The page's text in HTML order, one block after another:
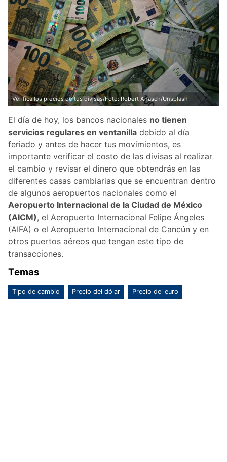
Verifica los precios de tus divisas/Foto: Robert Anasch/Unsplash
El día de hoy, los bancos nacionales no tienen
servicios regulares en ventanilla debido al día
feriado y antes de hacer tus movimientos, es
importante verificar el costo de las divisas al realizar
el cambio y revisar el dinero que obtendrás en las
diferentes casas cambiarias que se encuentran dentro
de algunos aeropuertos nacionales como el
Aeropuerto Internacional de la Ciudad de México
(AICM), el Aeropuerto Internacional Felipe Ángeles
(AIFA) o el Aeropuerto Internacional de Cancún y en
otros puertos aéreos que tengan este tipo de
transacciones.
Temas
Tipo de cambio Precio del dólar Precio del euro